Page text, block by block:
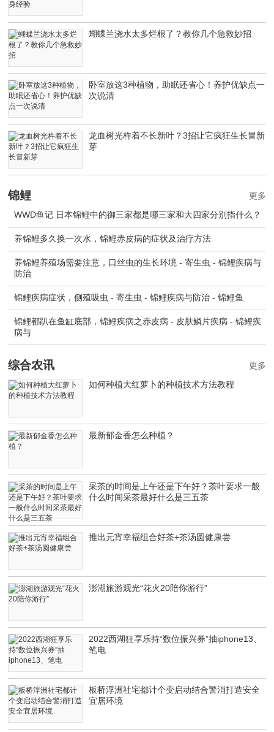
蝴蝶兰浇水太多烂根了？教你几个急救妙招
卧室放这3种植物，助眠还省心！养护优缺点一
次说清
龙血树光杵着不长新叶？3招让它疯狂生长冒新
芽
锦鲤
WWD鱼记 日本锦鲤中的御三家都是哪三家和大四家分别指什么？
养锦鲤多久换一次水，锦鲤赤皮病的症状及治疗方法
养锦鲤养殖场需要注意，口丝虫的生长环境 - 寄生虫 - 锦鲤疾病与
防治
锦鲤疾病症状，侧殖吸虫 - 寄生虫 - 锦鲤疾病与防治 - 锦鲤鱼
锦鲤都趴在鱼缸底部，锦鲤疾病之赤皮病 - 皮肤鳞片疾病 - 锦鲤疾
病与
更多
综合农讯
如何种植大红萝卜的种植技术方法教程
最新郁金香怎么种植？
采茶的时间是上午还是下午好？茶叶要求一般
什么时间采茶最好什么是三五茶
推出元宵幸福组合好茶+茶汤圆健康尝
澎湖旅游观光“花火20陪你游行”
2022西湖狂享乐持“数位振兴券”抽iphone13、
笔电
板桥浮洲社宅都计个变启动结合警消打造安全
宜居环境
更多